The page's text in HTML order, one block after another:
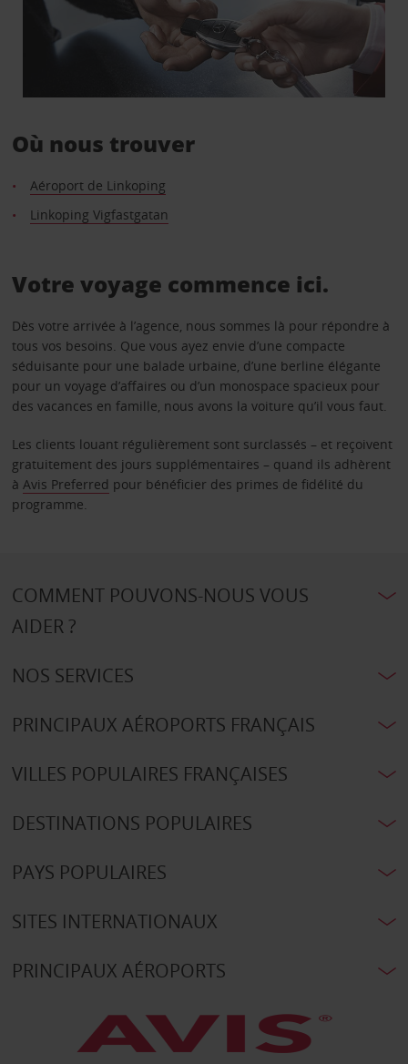
Où nous trouver
Aéroport de Linkoping
Linkoping Vigfastgatan
Votre voyage commence ici.
Dès votre arrivée à l’agence, nous sommes là pour répondre à
tous vos besoins. Que vous ayez envie d’une compacte
séduisante pour une balade urbaine, d’une berline élégante
pour un voyage d’affaires ou d’un monospace spacieux pour
des vacances en famille, nous avons la voiture qu’il vous faut.
Les clients louant régulièrement sont surclassés – et reçoivent
gratuitement des jours supplémentaires – quand ils adhèrent
à Avis Preferred pour bénéficier des primes de fidélité du
programme.
COMMENT POUVONS-NOUS VOUS
AIDER ?
NOS SERVICES
PRINCIPAUX AÉROPORTS FRANÇAIS
VILLES POPULAIRES FRANÇAISES
DESTINATIONS POPULAIRES
PAYS POPULAIRES
SITES INTERNATIONAUX
PRINCIPAUX AÉROPORTS